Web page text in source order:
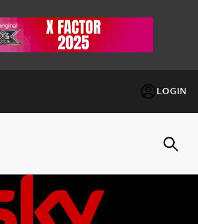
LOGIN
FACTOR